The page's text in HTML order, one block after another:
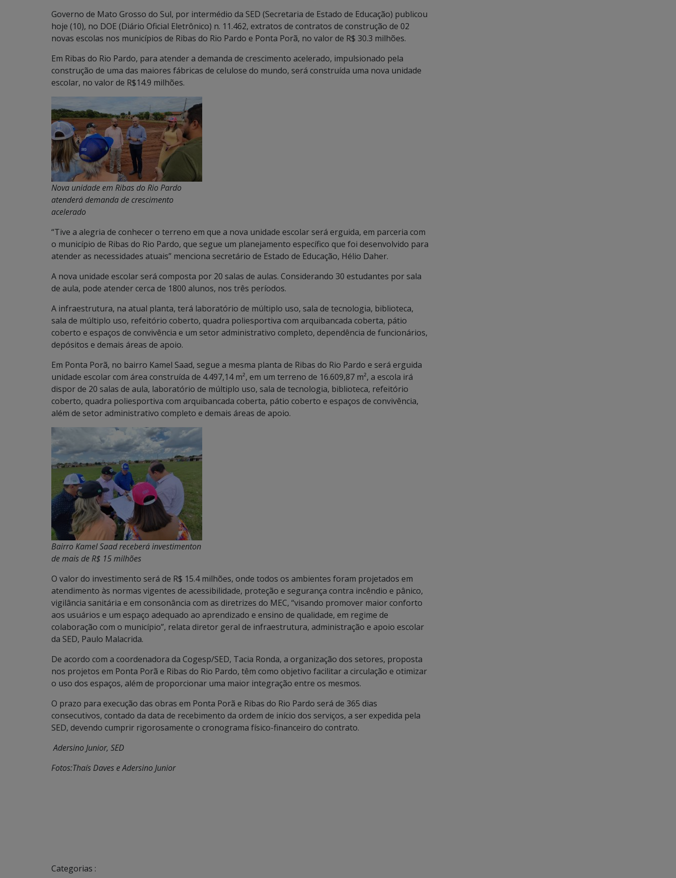
Governo de Mato Grosso do Sul, por intermédio da SED (Secretaria de Estado de Educação) publicou
hoje (10), no DOE (Diário Oficial Eletrônico) n. 11.462, extratos de contratos de construção de 02
novas escolas nos municípios de Ribas do Rio Pardo e Ponta Porã, no valor de R$ 30.3 milhões.
Em Ribas do Rio Pardo, para atender a demanda de crescimento acelerado, impulsionado pela
construção de uma das maiores fábricas de celulose do mundo, será construída uma nova unidade
escolar, no valor de R$14.9 milhões.
Nova unidade em Ribas do Rio Pardo
atenderá demanda de crescimento
acelerado
“Tive a alegria de conhecer o terreno em que a nova unidade escolar será erguida, em parceria com
o município de Ribas do Rio Pardo, que segue um planejamento específico que foi desenvolvido para
atender as necessidades atuais” menciona secretário de Estado de Educação, Hélio Daher.
A nova unidade escolar será composta por 20 salas de aulas. Considerando 30 estudantes por sala
de aula, pode atender cerca de 1800 alunos, nos três períodos.
A infraestrutura, na atual planta, terá laboratório de múltiplo uso, sala de tecnologia, biblioteca,
sala de múltiplo uso, refeitório coberto, quadra poliesportiva com arquibancada coberta, pátio
coberto e espaços de convivência e um setor administrativo completo, dependência de funcionários,
depósitos e demais áreas de apoio.
Em Ponta Porã, no bairro Kamel Saad, segue a mesma planta de Ribas do Rio Pardo e será erguida
unidade escolar com área construída de 4.497,14 m², em um terreno de 16.609,87 m², a escola irá
dispor de 20 salas de aula, laboratório de múltiplo uso, sala de tecnologia, biblioteca, refeitório
coberto, quadra poliesportiva com arquibancada coberta, pátio coberto e espaços de convivência,
além de setor administrativo completo e demais áreas de apoio.
Bairro Kamel Saad receberá investimenton
de mais de R$ 15 milhões
O valor do investimento será de R$ 15.4 milhões, onde todos os ambientes foram projetados em
atendimento às normas vigentes de acessibilidade, proteção e segurança contra incêndio e pânico,
vigilância sanitária e em consonância com as diretrizes do MEC, “visando promover maior conforto
aos usuários e um espaço adequado ao aprendizado e ensino de qualidade, em regime de
colaboração com o município”, relata diretor geral de infraestrutura, administração e apoio escolar
da SED, Paulo Malacrida.
De acordo com a coordenadora da Cogesp/SED, Tacia Ronda, a organização dos setores, proposta
nos projetos em Ponta Porã e Ribas do Rio Pardo, têm como objetivo facilitar a circulação e otimizar
o uso dos espaços, além de proporcionar uma maior integração entre os mesmos.
O prazo para execução das obras em Ponta Porã e Ribas do Rio Pardo será de 365 dias
consecutivos, contado da data de recebimento da ordem de início dos serviços, a ser expedida pela
SED, devendo cumprir rigorosamente o cronograma físico-financeiro do contrato.
Adersino Junior, SED
Fotos:Thaís Daves e Adersino Junior
Categorias :